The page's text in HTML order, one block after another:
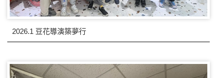
2026.1 豆花導演築夢行